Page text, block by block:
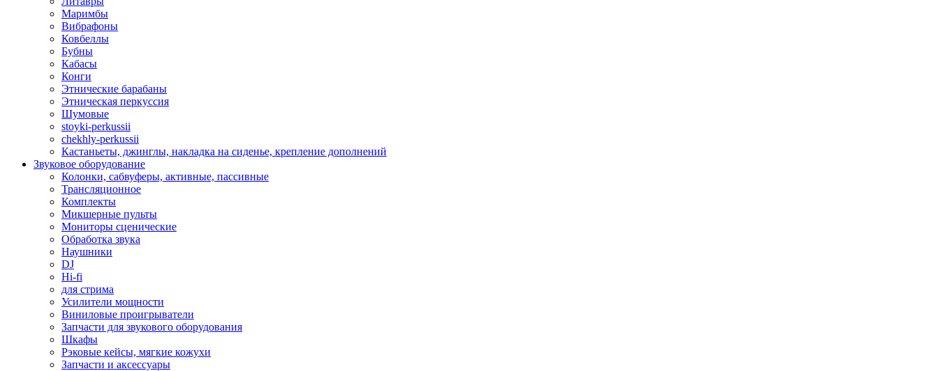
Маримбы
Вибрафоны
Ковбеллы
Бубны
Кабасы
Конги
Этнические барабаны
Этническая перкуссия
Шумовые
stoyki-perkussii
chekhly-perkussii
Кастаньеты, джинглы, накладка на сиденье, крепление дополнений
Звуковое оборудование
Колонки, сабвуферы, активные, пассивные
Трансляционное
Комплекты
Микшерные пульты
Мониторы сценические
Обработка звука
Наушники
DJ
Hi-fi
для стрима
Усилители мощности
Виниловые проигрыватели
Запчасти для звукового оборудования
Шкафы
Рэковые кейсы, мягкие кожухи
Запчасти и аксессуары